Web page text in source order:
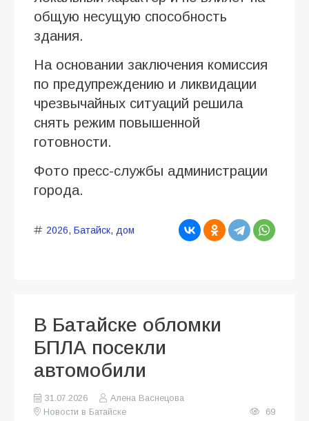
общую несущую способность
здания.
На основании заключения комиссия
по предупреждению и ликвидации
чрезвычайных ситуаций решила
снять режим повышенной
готовности.
Фото пресс-службы администрации
города.
2026, Батайск, дом
В Батайске обломки
БПЛА посекли
автомобили
31.07.2026
Алена Васнецова
Новости в Батайске
69